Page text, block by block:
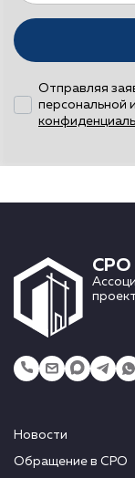
Отправляя
персональной
Новости
Обращение в СРО